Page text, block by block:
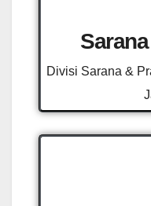
Divisi Sarana &